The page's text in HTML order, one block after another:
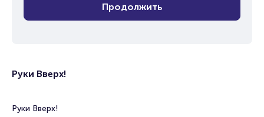
Продолжить
Руки Вверх!
Руки Вверх!